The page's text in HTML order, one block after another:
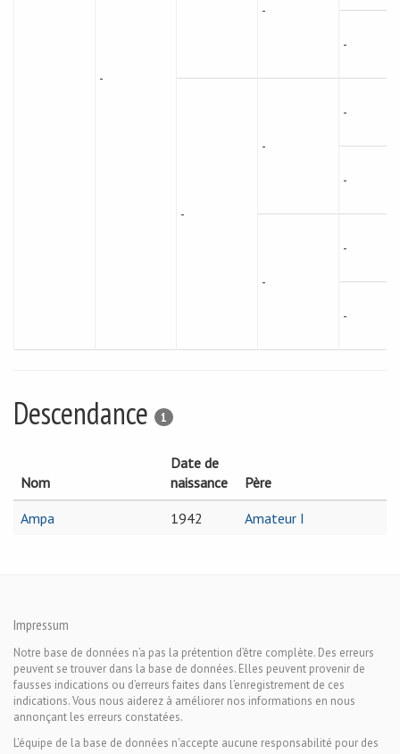
-
-
-
-
-
-
-
-
-
-
Descendance 1
Nom
Date de
naissance
Père
Ampa
1942 Amateur I
Impressum
Notre base de données n’a pas la prétention d’être complète. Des erreurs
peuvent se trouver dans la base de données. Elles peuvent provenir de
fausses indications ou d’erreurs faites dans l’enregistrement de ces
indications. Vous nous aiderez à améliorer nos informations en nous
annonçant les erreurs constatées.
L'équipe de la base de données n'accepte aucune responsabilité pour des